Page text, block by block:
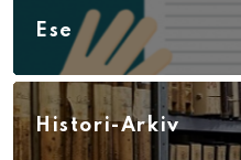
Ese
Histori-Arkiv